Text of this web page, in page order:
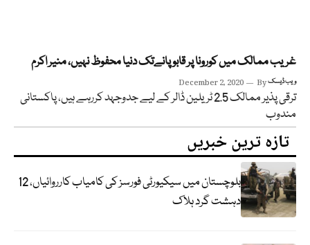
غریب ممالک میں کورونا پر قابو پانےتک دنیا محفوظ نہیں، منیر اکرم
December 2, 2020 Byویب ڈیسک
ترقی پذیر ممالک 2.5 ٹریلین ڈالر کے لیے جدوجہد کررہے ہیں، پاکستانی
مندوب
تازہ ترین خبریں
بلوچستان میں سیکیورٹی فورسز کی کامیاب کارروائیاں، 12
دہشت گرد ہلاک